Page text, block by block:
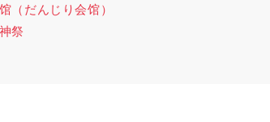
（だんじり会馆）
祭